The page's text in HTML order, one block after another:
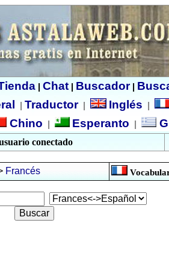
| Chat| Buscador|
Traductor| Inglés
Chino Esperanto
conectado
Francés